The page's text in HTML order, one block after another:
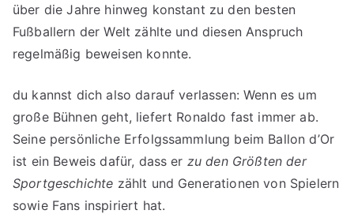
über die Jahre hinweg konstant zu den besten
Fußballern der Welt zählte und diesen Anspruch
regelmäßig beweisen konnte.
du kannst dich also darauf verlassen: Wenn es um
große Bühnen geht, liefert Ronaldo fast immer ab.
Seine persönliche Erfolgssammlung beim Ballon d’Or
ist ein Beweis dafür, dass er zu den Größten der
Sportgeschichte zählt und Generationen von Spielern
sowie Fans inspiriert hat.